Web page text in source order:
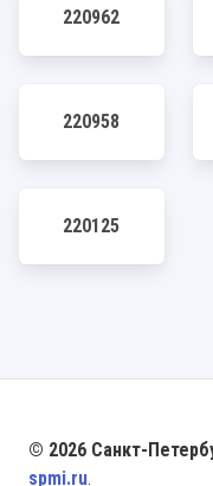
220962
220958
220125
© 2026 Санкт-
spmi.ru.